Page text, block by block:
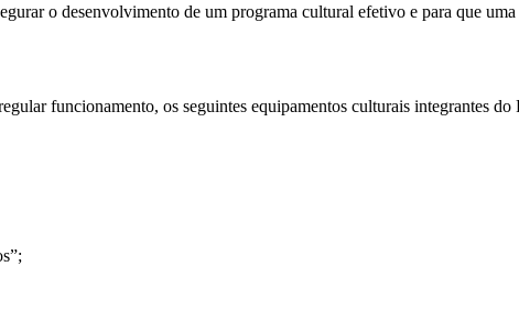
o desenvolvimento de um programa cultural efetivo e para que
funcionamento, os seguintes equipamentos culturais integrantes